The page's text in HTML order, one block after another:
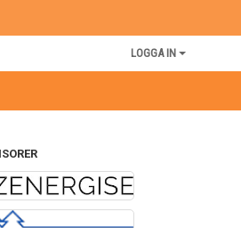
LOGGA IN